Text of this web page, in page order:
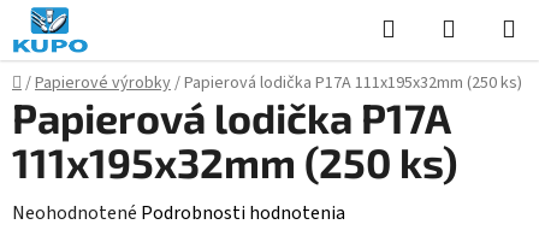
Prejsť
na
obsah
Hľadať
KOŠÍK
Domov
/Papierové výrobky/Papierová lodička P17A 111x195x32mm (250 ks)
Papierová lodička P17A
111x195x32mm (250 ks)
Priemerné
Neohodnotené Podrobnosti hodnotenia